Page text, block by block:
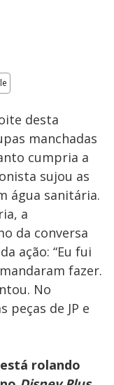
desta
manchadas
cumpria a
sujou as
água sanitária.
a
da conversa
ação: “Eu fui
fazer.
No
peças de JP e
rolando